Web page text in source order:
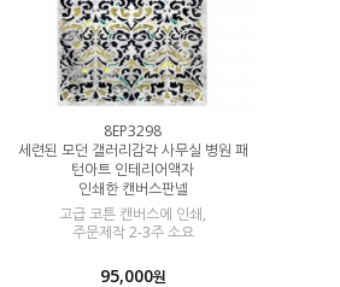
8EP3298
세련된 모던 갤러리감각 사무실 병원 패
턴아트 인테리어액자
인쇄한 캔버스판넬
고급 코튼 캔버스에 인쇄,
주문제작 2-3주 소요
95,000원